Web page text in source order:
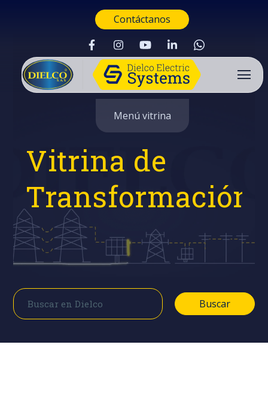
Contáctanos
Buscar
Menú vitrina
Vitrina de
Transformación
Buscar
Buscar